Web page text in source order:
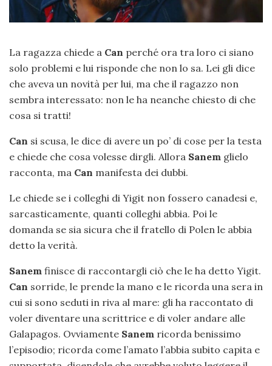
La ragazza chiede a Can perché ora tra loro ci siano
solo problemi e lui risponde che non lo sa. Lei gli dice
che aveva un novità per lui, ma che il ragazzo non
sembra interessato: non le ha neanche chiesto di che
cosa si tratti!
Can si scusa, le dice di avere un po’ di cose per la testa
e chiede che cosa volesse dirgli. Allora Sanem glielo
racconta, ma Can manifesta dei dubbi.
Le chiede se i colleghi di Yigit non fossero canadesi e,
sarcasticamente, quanti colleghi abbia. Poi le
domanda se sia sicura che il fratello di Polen le abbia
detto la verità.
Sanem finisce di raccontargli ciò che le ha detto Yigit.
Can sorride, le prende la mano e le ricorda una sera in
cui si sono seduti in riva al mare: gli ha raccontato di
voler diventare una scrittrice e di voler andare alle
Galapagos. Ovviamente Sanem ricorda benissimo
l’episodio; ricorda come l’amato l’abbia subito capita e